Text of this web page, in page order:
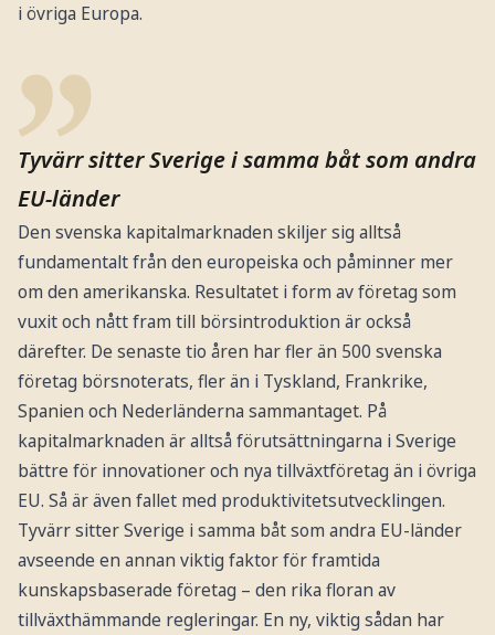
i övriga Europa.
Tyvärr sitter Sverige i samma båt som andra
EU-länder
Den svenska kapitalmarknaden skiljer sig alltså
fundamentalt från den europeiska och påminner mer
om den amerikanska. Resultatet i form av företag som
vuxit och nått fram till börsintroduktion är också
därefter. De senaste tio åren har fler än 500 svenska
företag börsnoterats, fler än i Tyskland, Frankrike,
Spanien och Nederländerna sammantaget. På
kapitalmarknaden är alltså förutsättningarna i Sverige
bättre för innovationer och nya tillväxtföretag än i övriga
EU. Så är även fallet med produktivitetsutvecklingen.
Tyvärr sitter Sverige i samma båt som andra EU-länder
avseende en annan viktig faktor för framtida
kunskapsbaserade företag – den rika floran av
tillväxthämmande regleringar. En ny, viktig sådan har